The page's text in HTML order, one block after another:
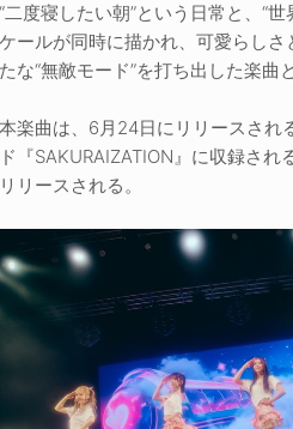
“二度寝したい朝”という日常と、“世
ケールが同時に描かれ、可愛らし
たな“無敵モード”を打ち出した楽曲
本楽曲は、6月24日にリリースされ
ド『SAKURAIZATION』に収録され
リリースされる。